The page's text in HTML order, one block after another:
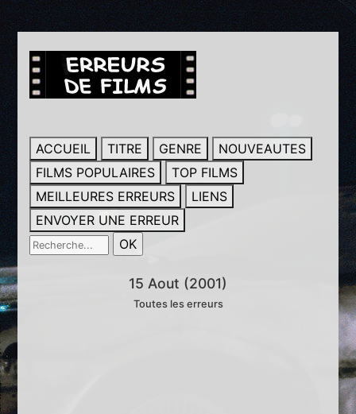
ACCUEIL TITRE GENRE
NOUVEAUTES
FILMS POPULAIRES
TOP FILMS
MEILLEURES ERREURS
LIENS
ENVOYER UNE ERREUR
15 Aout (2001)
Toutes les erreurs